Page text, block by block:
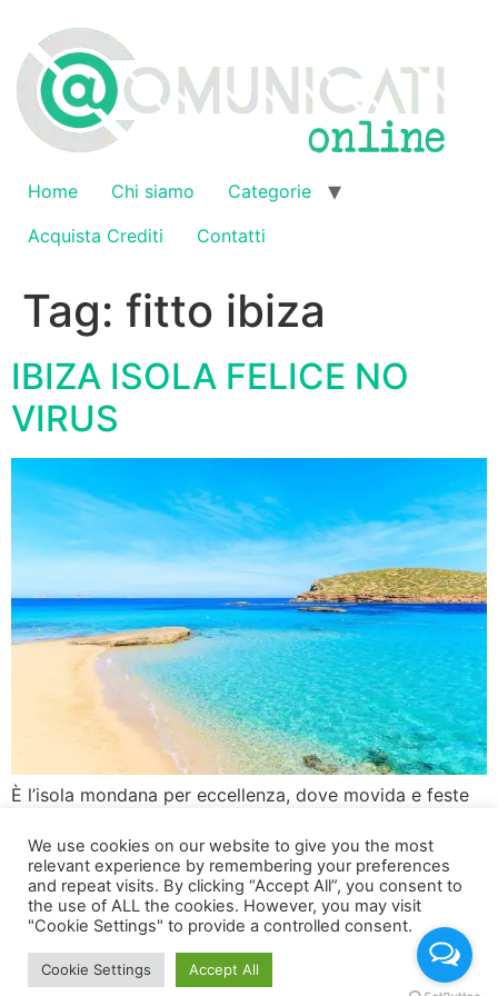
contenuto
Home Chi siamo
Categorie
Acquista Crediti
Contatti
Tag: fitto ibiza
IBIZA ISOLA FELICE NO
VIRUS
È l’isola mondana per eccellenza, dove movida e feste
delle baleari week end lunghi organizzati da persone
provenienti da gran parte d’Europa, l’isola felice meta
preferita dal nord al sud d’Europa dove la vita è
piacevole anche fuori stagione. Ottimi ristoranti sul
mare di giorno, vita tranquilla di […]
We use cookies on our website to give you the most
relevant experience by remembering your preferences
and repeat visits. By clicking “Accept All”, you consent to
the use of ALL the cookies. However, you may visit
"Cookie Settings" to provide a controlled consent.
Cookie Settings Accept All